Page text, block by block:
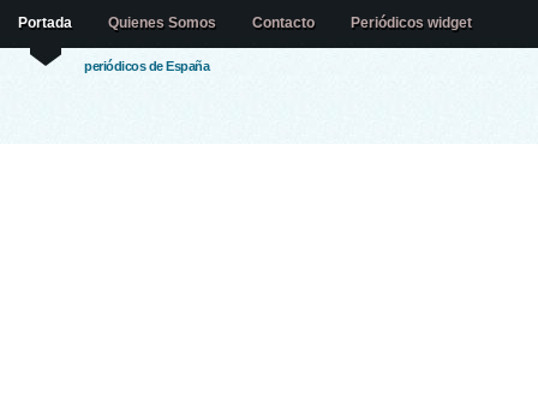
periódicos de España
Portada Quienes Somos Contacto Periódicos widget